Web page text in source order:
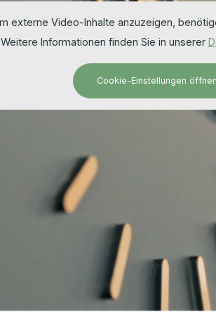
externe Video-Inhalte anzuzeigen,
Weitere Informationen finden Sie in unserer
Cookie-Einstellungen öffnen